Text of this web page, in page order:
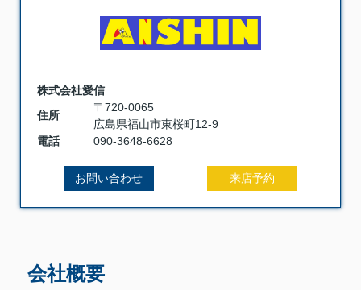
株式会社愛信
住所
〒720-0065
広島県福山市東桜町12-9
電話
090-3648-6628
お問い合わせ 来店予約
会社概要